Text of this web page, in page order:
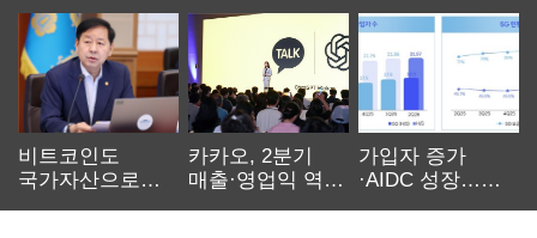
비트코인도
국가자산으로…'
카카오, 2분기
매출·영업익 역대
가입자 증가
·AIDC 성장…